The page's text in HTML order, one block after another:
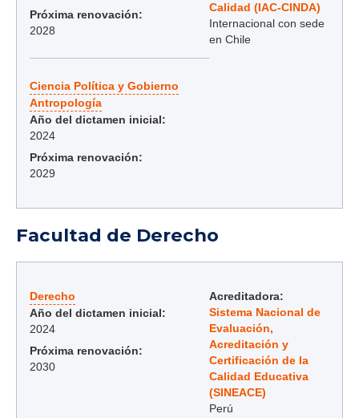
Próxima renovación:
2028
Ciencia Política y Gobierno
Antropología
Año del dictamen inicial:
2024
Próxima renovación:
2029
Calidad (IAC-CINDA)
Internacional con sede
en Chile
Facultad de Derecho
Derecho
Año del dictamen inicial:
2024
Próxima renovación:
2030
Acreditadora:
Sistema Nacional de
Evaluación,
Acreditación y
Certificación de la
Calidad Educativa
(SINEACE)
Perú